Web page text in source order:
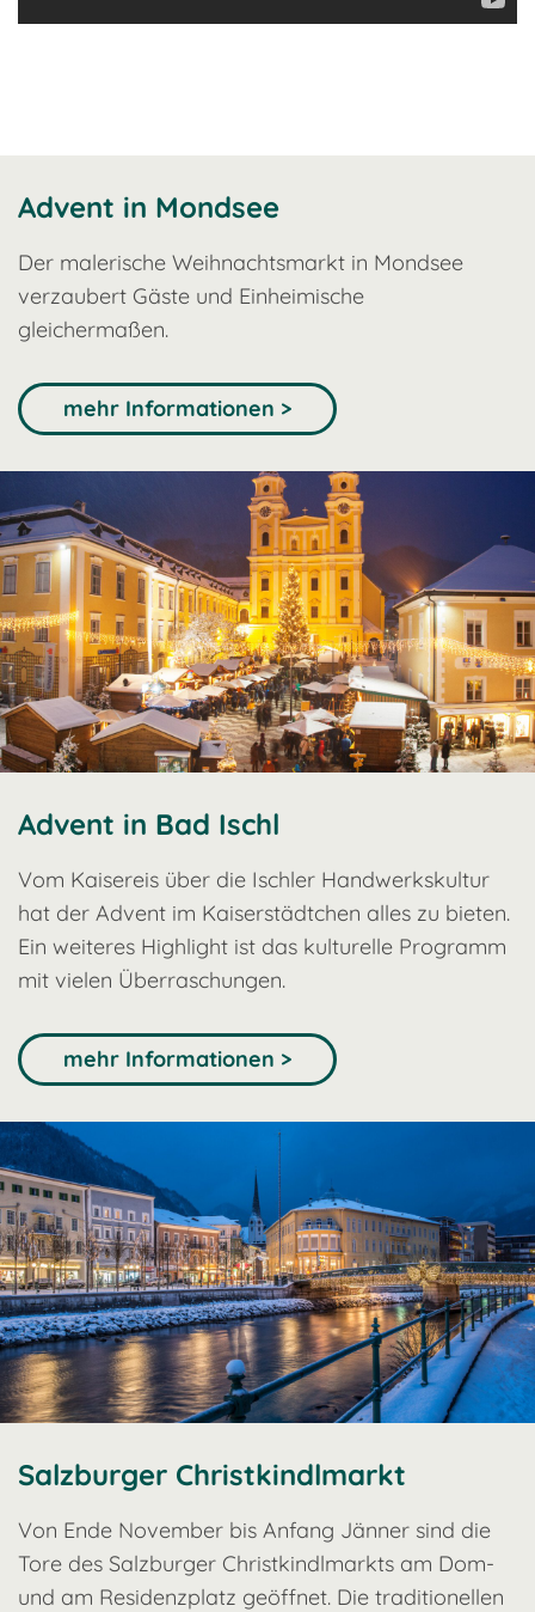
Advent in Mondsee
Der malerische Weihnachtsmarkt in Mondsee
verzaubert Gäste und Einheimische
gleichermaßen.
mehr Informationen >
Advent in Bad Ischl
Vom Kaisereis über die Ischler Handwerkskultur
hat der Advent im Kaiserstädtchen alles zu bieten.
Ein weiteres Highlight ist das kulturelle Programm
mit vielen Überraschungen.
mehr Informationen >
Salzburger Christkindlmarkt
Von Ende November bis Anfang Jänner sind die
Tore des Salzburger Christkindlmarkts am Dom-
und am Residenzplatz geöffnet. Die traditionellen